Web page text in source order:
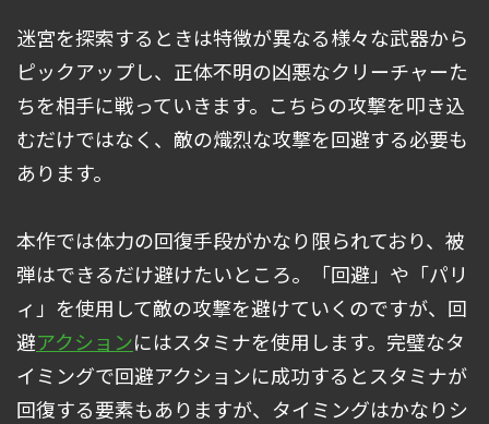
迷宮を探索するときは特徴が異なる様々な武器から
ピックアップし、正体不明の凶悪なクリーチャーた
ちを相手に戦っていきます。こちらの攻撃を叩き込
むだけではなく、敵の熾烈な攻撃を回避する必要も
あります。
本作では体力の回復手段がかなり限られており、被
弾はできるだけ避けたいところ。「回避」や「パリ
ィ」を使用して敵の攻撃を避けていくのですが、回
避アクションにはスタミナを使用します。完璧なタ
イミングで回避アクションに成功するとスタミナが
回復する要素もありますが、タイミングはかなりシ